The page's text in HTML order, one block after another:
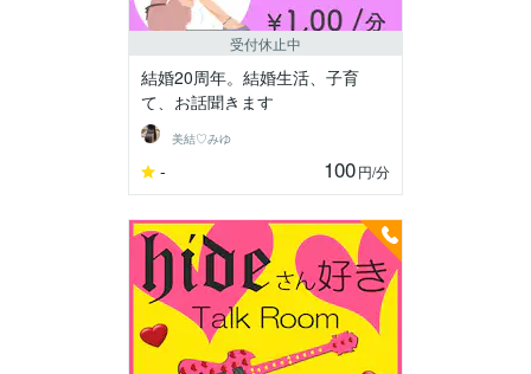
受付休止中
結婚20周年。結婚生活、子育
て、お話聞きます
美結♡みゆ
- 100円/分